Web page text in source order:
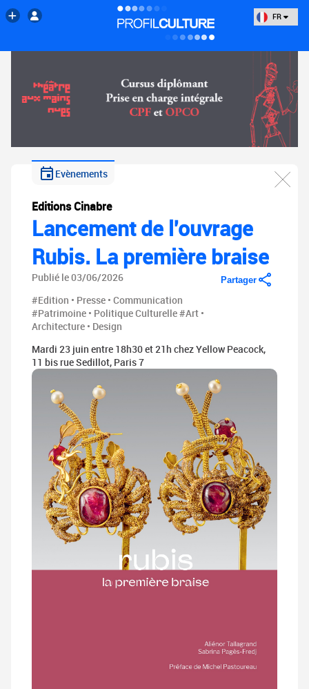
FR
Evènements
Editions Cinabre
Lancement de l'ouvrage
Rubis. La première braise
Publié le 03/06/2026
#Edition • Presse • Communication
#Patrimoine • Politique Culturelle#Art •
Architecture • Design
Partager
Mardi 23 juin entre 18h30 et 21h chez Yellow Peacock,
11 bis rue Sedillot, Paris 7